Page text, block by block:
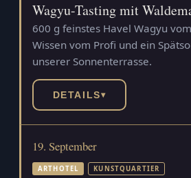
Wagyu-Tasting mit
600 g feinstes Havel Wagyu
Wissen vom Profi und ein
unserer Sonnenterrasse.
DETAILS▾
19. September
ARTHOTEL KUNSTQUARTIER